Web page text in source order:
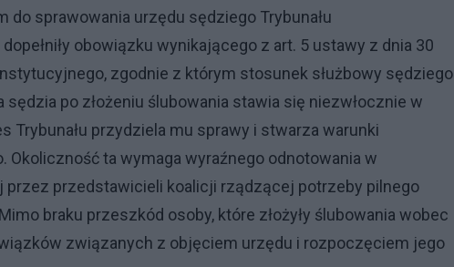
sprawowania urzędu sędziego Trybunału
obowiązku wynikającego z art. 5 ustawy z dnia 30
zgodnie z którym stosunek służbowy sędziego
sędzia po złożeniu ślubowania stawia się niezwłocznie w
Trybunału przydziela mu sprawy i stwarza warunki
ta wymaga wyraźnego odnotowania w
przedstawicieli koalicji rządzącej potrzeby pilnego
braku przeszkód osoby, które złożyły ślubowania wobec
związanych z objęciem urzędu i rozpoczęciem jego